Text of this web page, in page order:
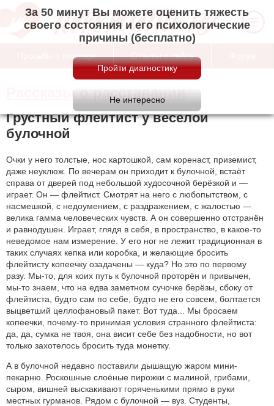
За 50 минут Вы можете оценить тяжесть
своего состояния и его психологические
причины (бесплатно)
Просьбы о помощи Отзывы о сайте
Рассказы о расставании
Грустный флейтист у весёлой
булочной
Очки у него толстые, нос картошкой, сам коренаст, приземист,
даже неуклюж. По вечерам он приходит к булочной, встаёт
справа от дверей под небольшой худосочной берёзкой и —
играет. Он — флейтист. Смотрят на него с любопытством, с
насмешкой, с недоумением, с раздражением, с жалостью —
велика гамма человеческих чувств. А он совершенно отстранён
и равнодушен. Играет, глядя в себя, в пространство, в какое-то
неведомое нам измерение. У его ног не лежит традиционная в
таких случаях кепка или коробка, и желающие бросить
флейтисту копеечку озадачены — куда? Но это по первому
разу. Мы-то, для коих путь к булочной проторён и привычен,
мы-то знаем, что на едва заметном сучочке берёзы, сбоку от
флейтиста, будто сам по себе, будто не его совсем, болтается
выцветший целлофановый пакет. Вот туда... Мы бросаем
копеечки, почему-то принимая условия странного флейтиста:
да, да, сумка не твоя, она висит себе без надобности, но вот
только захотелось бросить туда монетку.
А в булочной недавно поставили дышащую жаром мини-
пекарню. Роскошные слоёные пирожки с малиной, грибами,
сыром, вишней выскакивают горяченькими прямо в руки
местных гурманов. Рядом с булочной — вуз. Студенты,